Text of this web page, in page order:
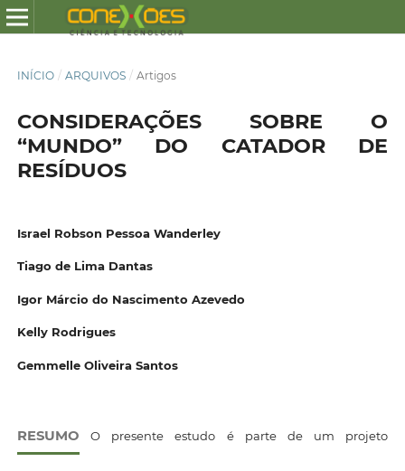
INÍCIO / ARQUIVOS / Artigos
CONSIDERAÇÕES SOBRE O
“MUNDO” DO CATADOR DE
RESÍDUOS
Israel Robson Pessoa Wanderley
Tiago de Lima Dantas
Igor Márcio do Nascimento Azevedo
Kelly Rodrigues
Gemmelle Oliveira Santos
RESUMO O presente estudo é parte de um projeto